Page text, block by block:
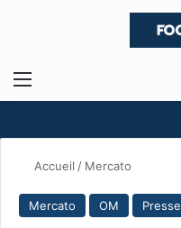
Menu
Accueil / Mercato
Mercato OM Presse